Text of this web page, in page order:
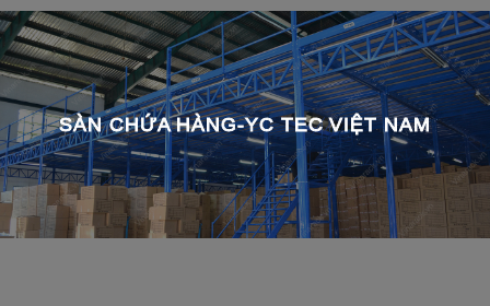
SÀN CHỨA HÀNG-YC TEC VIỆT NAM